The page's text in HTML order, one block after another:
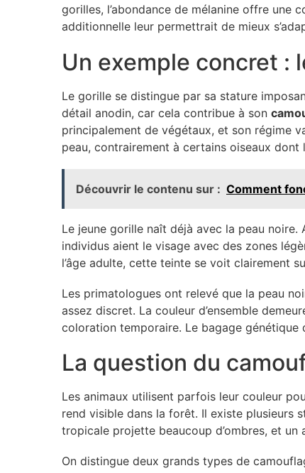
gorilles, l’abondance de mélanine offre une
additionnelle leur permettrait de mieux
Un exemple concret :
Le gorille se distingue par sa stature
détail anodin, car cela contribue à son
principalement de végétaux, et son régime
peau, contrairement à certains oiseaux
Découvrir le contenu sur : Comment
Le jeune gorille naît déjà avec la peau
individus aient le visage avec des zones
l’âge adulte, cette teinte se voit clairement
Les primatologues ont relevé que la peau
assez discret. La couleur d’ensemble
coloration temporaire. Le bagage
La question du
Les animaux utilisent parfois leur couleur
rend visible dans la forêt. Il existe plusieurs
tropicale projette beaucoup d’ombres, et
On distingue deux grands types de